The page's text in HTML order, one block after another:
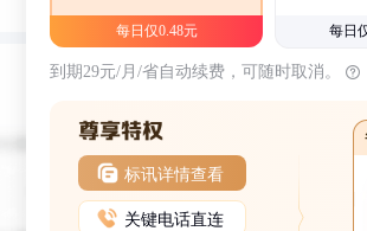
每日仅0.48元 每日
到期29元/月/省自动续费，可随时取消。
标讯详情查看
关键电话直连